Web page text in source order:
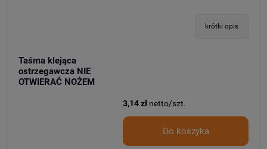
krótki opis
Taśma klejąca
ostrzegawcza NIE
OTWIERAĆ NOŻEM
3,14 zł netto/szt.
Do koszyka